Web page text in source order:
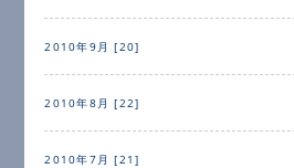
2010年9月 [20]
2010年8月 [22]
2010年7月 [21]